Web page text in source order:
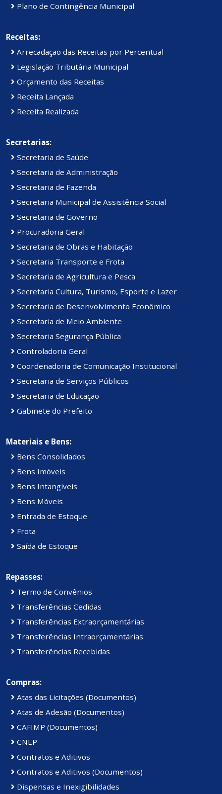
Plano de Contingência Municipal
Receitas:
Arrecadação das Receitas por Percentual
Legislação Tributária Municipal
Orçamento das Receitas
Receita Lançada
Receita Realizada
Secretarias:
Secretaria de Saúde
Secretaria de Administração
Secretaria de Fazenda
Secretaria Municipal de Assistência Social
Secretaria de Governo
Procuradoria Geral
Secretaria de Obras e Habitação
Secretaria Transporte e Frota
Secretaria de Agricultura e Pesca
Secretaria Cultura, Turismo, Esporte e Lazer
Secretaria de Desenvolvimento Econômico
Secretaria de Meio Ambiente
Secretaria Segurança Pública
Controladoria Geral
Coordenadoria de Comunicação Institucional
Secretaria de Serviços Públicos
Secretaria de Educação
Gabinete do Prefeito
Materiais e Bens:
Bens Consolidados
Bens Imóveis
Bens Intangiveis
Bens Móveis
Entrada de Estoque
Frota
Saída de Estoque
Repasses:
Termo de Convênios
Transferências Cedidas
Transferências Extraorçamentárias
Transferências Intraorçamentárias
Transferências Recebidas
Compras:
Atas das Licitações (Documentos)
Atas de Adesão (Documentos)
CAFIMP (Documentos)
CNEP
Contratos e Aditivos
Contratos e Aditivos (Documentos)
Dispensas e Inexigibilidades